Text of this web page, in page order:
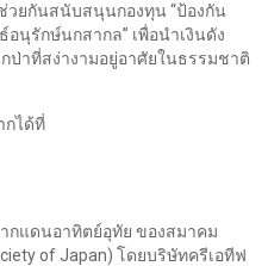
ช่วยกันสนับสนุนกองทุน “ป้องกัน
นุรักษ์นกสากล” เพื่อนำเงินดัง
ป่าที่สง่างามอยู่อาศัยในธรรมชาติ
กได้ที่
กแดนอาทิตย์อุทัย ของสมาคม
of Japan) โดยบริษัทครีเอทีฟ